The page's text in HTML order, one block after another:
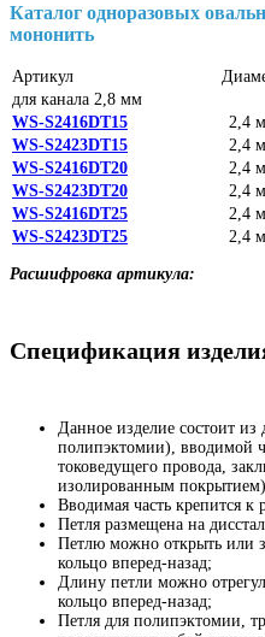
Каталог одноразовых
мононить
Артикул
для канала 2,8 мм
WS-S2416DT15
2,4
WS-S2423DT15
2,4
WS-S2416DT20
2,4
WS-S2423DT20
2,4
WS-S2416DT25
2,4
WS-S2423DT25
2,4
Расшифровка артикула:
Спецификация
Данное изделие состоит из
полипэктомии), вводимой
токоведущего провода,
изолированным
Вводимая часть крепится к
Петля размещена на
Петлю можно открыть или
кольцо вперед-назад;
Длину петли можно
кольцо вперед-назад;
Петля для полипэктомии,